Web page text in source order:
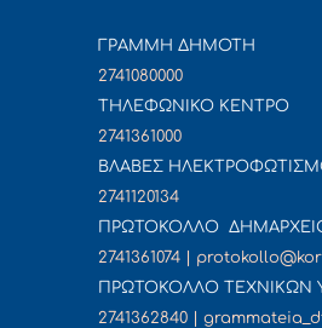
ΓΡΑΜΜΗ ΔΗΜΟΤΗ
2741080000
ΤΗΛΕΦΩΝΙΚΟ ΚΕΝΤΡΟ
2741361000
ΒΛΑΒΕΣ
2741120134
ΠΡΩΤΟΚΟΛΛΟ
2741361074 |
ΠΡΩΤΟΚΟΛΛΟ ΤΕΧΝΙΚΩΝ
2741362840 |